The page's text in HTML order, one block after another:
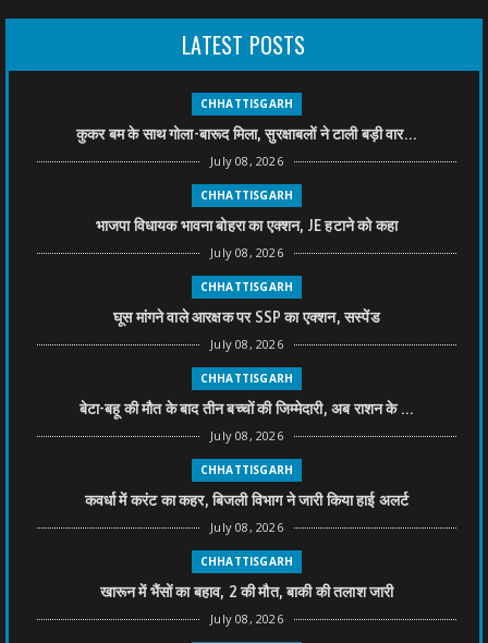
LATEST POSTS
CHHATTISGARH
कुकर बम के साथ गोला-बारूद मिला, सुरक्षाबलों ने टाली बड़ी वार...
July 08, 2026
CHHATTISGARH
भाजपा विधायक भावना बोहरा का एक्शन, JE हटाने को कहा
July 08, 2026
CHHATTISGARH
घूस मांगने वाले आरक्षक पर SSP का एक्शन, सस्पेंड
July 08, 2026
CHHATTISGARH
बेटा-बहू की मौत के बाद तीन बच्चों की जिम्मेदारी, अब राशन के ...
July 08, 2026
CHHATTISGARH
कवर्धा में करंट का कहर, बिजली विभाग ने जारी किया हाई अलर्ट
July 08, 2026
CHHATTISGARH
खारून में भैंसों का बहाव, 2 की मौत, बाकी की तलाश जारी
July 08, 2026